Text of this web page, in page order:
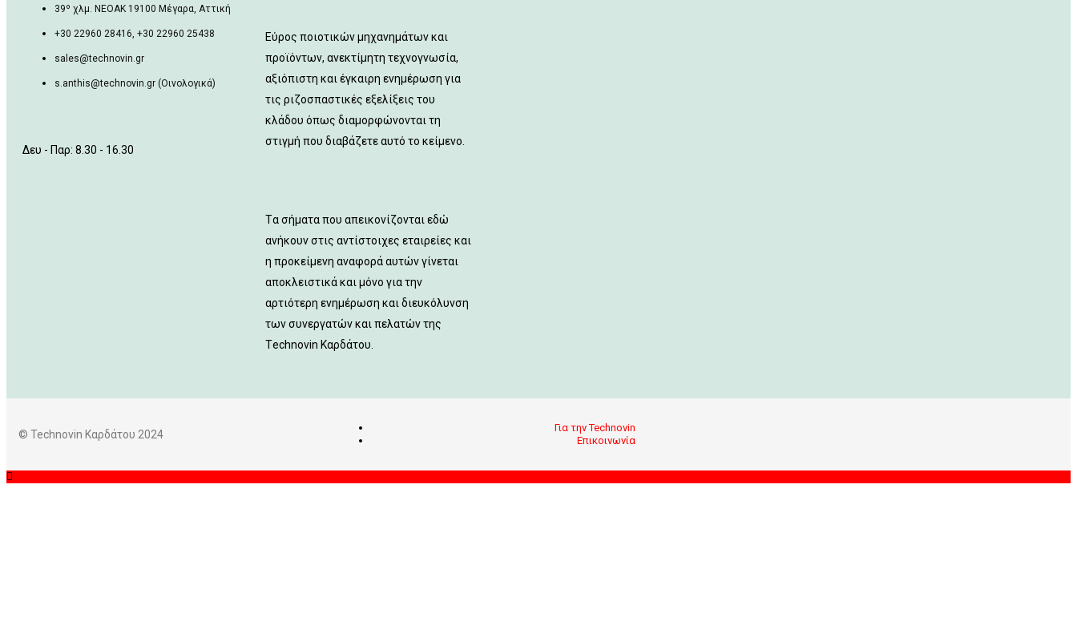
39º χλμ. ΝΕΟΑΚ 19100 Mέγαρα, Αττική
+30 22960 28416, +30 22960 25438
sales@technovin.gr
s.anthis@technovin.gr (Οινολογικά)
Δευ - Παρ: 8.30 - 16.30
Εύρος ποιοτικών μηχανημάτων και
προϊόντων, ανεκτίμητη τεχνογνωσία,
αξιόπιστη και έγκαιρη ενημέρωση για
τις ριζοσπαστικές εξελίξεις του
κλάδου όπως διαμορφώνονται τη
στιγμή που διαβάζετε αυτό το κείμενο.
Tα σήματα που απεικονίζονται εδώ
ανήκουν στις αντίστοιχες εταιρείες και
η προκείμενη αναφορά αυτών γίνεται
αποκλειστικά και μόνο για την
αρτιότερη ενημέρωση και διευκόλυνση
των συνεργατών και πελατών της
Τechnovin Kαρδάτου.
© Technovin Καρδάτου 2024
Για την Technovin
Επικοινωνία